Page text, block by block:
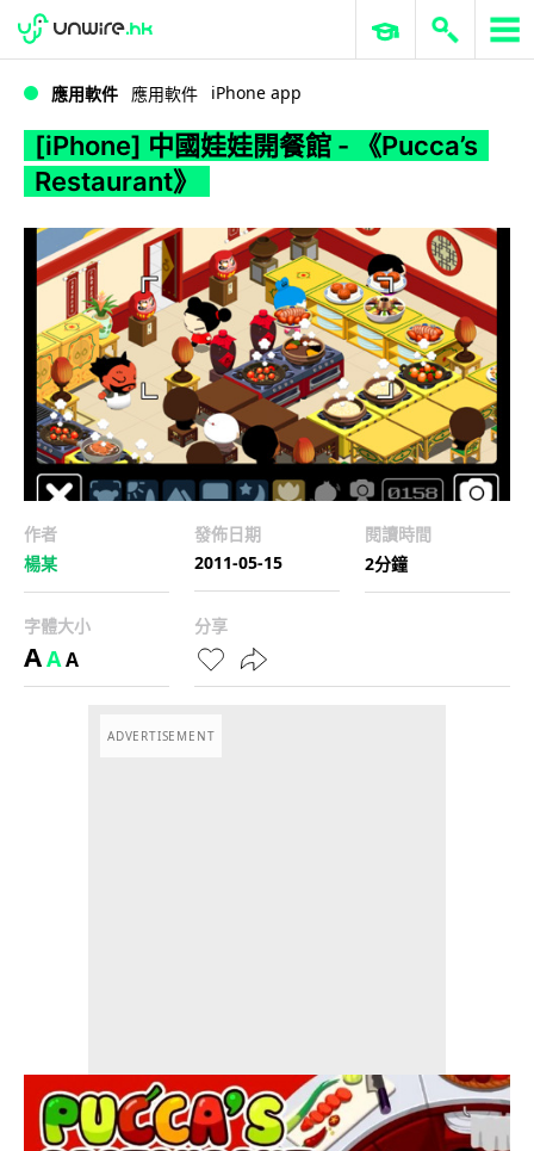
WWDC 2026 ERP 與商業 AI
應用軟件 應用軟件 iPhone app
[iPhone] 中國娃娃開餐館 - 《Pucca’s
Restaurant》
作者
楊某
發佈日期
2011-05-15
閱讀時間
2分鐘
字體大小
AAA
分享
ADVERTISEMENT